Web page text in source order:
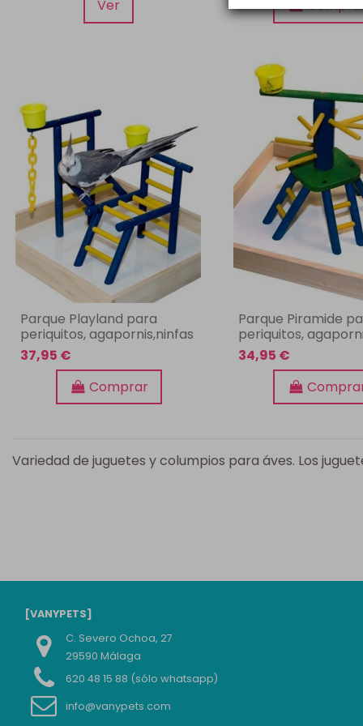
Ver
Parque Playland para
periquitos, agapornis,ninfas
37,95 €
Comprar
Parque Piramide
periquitos,
34,95 €
Variedad de juguetes y columpios para áves. Los
[VANYPETS]
C. Severo Ochoa, 27
29590 Málaga
620 48 15 88 (sólo whatsapp)
info@vanypets.com